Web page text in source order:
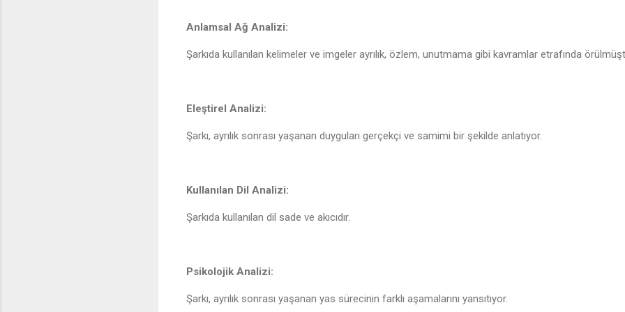
Anlamsal Ağ Analizi:
Şarkıda kullanılan kelimeler ve imgeler ayrılık, özlem, unutmama gibi kavramlar etrafında
Eleştirel Analizi:
Şarkı, ayrılık sonrası yaşanan duyguları gerçekçi ve samimi bir şekilde anlatıyor.
Kullanılan Dil Analizi:
Şarkıda kullanılan dil sade ve akıcıdır.
Psikolojik Analizi:
Şarkı, ayrılık sonrası yaşanan yas sürecinin farklı aşamalarını yansıtıyor.